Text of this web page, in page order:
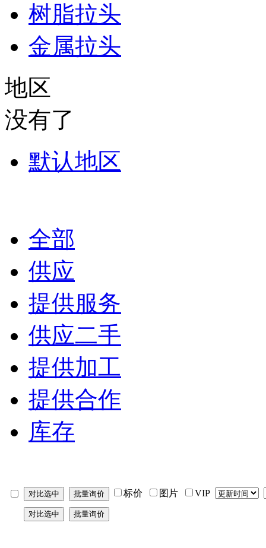
树脂拉头
金属拉头
地区
没有了
默认地区
全部
供应
提供服务
供应二手
提供加工
提供合作
库存
标价 图片 VIP